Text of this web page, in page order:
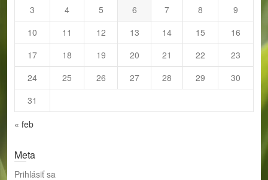
3
4 5 6 7 8
9
10
11 12 13 14 15
16
17
18 19 20 21 22
23
24
25 26 27 28 29
30
31
« feb
Meta
Prihlásiť sa